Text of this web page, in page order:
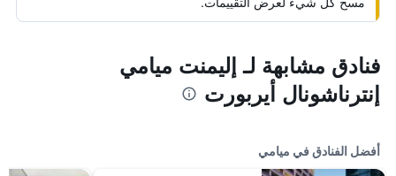
فنادق مشابهة لـ إليمنت ميامي
إنترناشونال أيربورت
أفضل الفنادق في ميامي